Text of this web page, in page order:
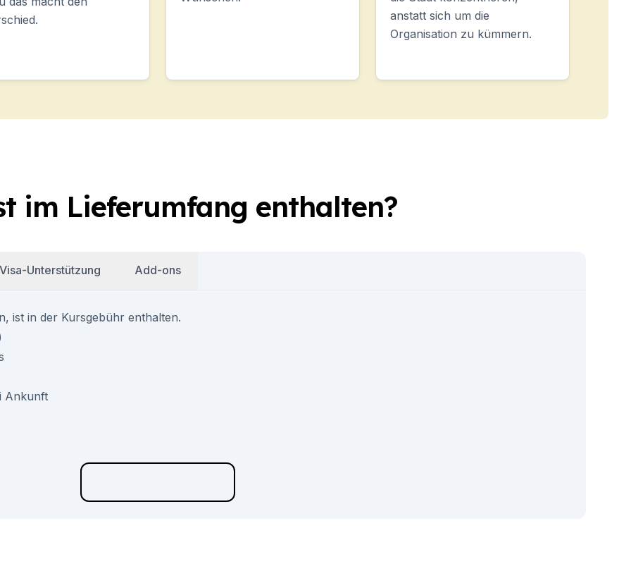
anstatt sich um die
Organisation zu kümmern.
im Lieferumfang enthalten?
Visa-Unterstützung Add-ons
ist in der Kursgebühr enthalten.
Ankunft